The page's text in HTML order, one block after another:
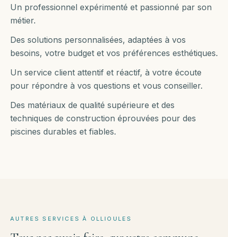
Un professionnel expérimenté et passionné par son
métier.
Des solutions personnalisées, adaptées à vos
besoins, votre budget et vos préférences esthétiques.
Un service client attentif et réactif, à votre écoute
pour répondre à vos questions et vous conseiller.
Des matériaux de qualité supérieure et des
techniques de construction éprouvées pour des
piscines durables et fiables.
AUTRES SERVICES À OLLIOULES